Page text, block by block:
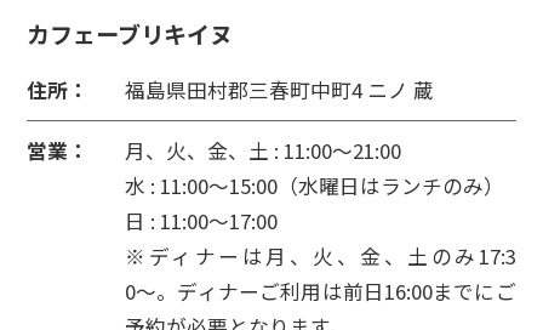
カフェーブリキイヌ
住所： 福島県田村郡三春町中町4 ニノ 蔵
営業：
月、火、金、土 : 11:00〜21:00
水 : 11:00〜15:00（水曜日はランチのみ）
日 : 11:00〜17:00
※ディナーは月、火、金、土のみ17:3
0〜。ディナーご利用は前日16:00までにご